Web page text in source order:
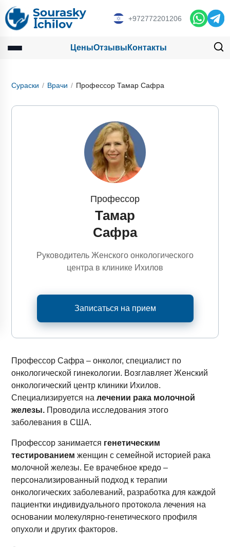
+972772201206
ЦеныОтзывы Контакты
Сураски Врачи Профессор Тамар Сафра
Профессор
Тамар
Сафра
Руководитель Женского онкологического
центра в клинике Ихилов
Записаться на прием
Профессор Сафра – онколог, специалист по
онкологической гинекологии. Возглавляет Женский
онкологический центр клиники Ихилов.
Специализируется налечении рака молочной
железы. Проводила исследования этого
заболевания в США.
Профессор занимается генетическим
тестированием женщин с семейной историей рака
молочной железы. Ее врачебное кредо –
персонализированный подход к терапии
онкологических заболеваний, разработка для каждой
пациентки индивидуального протокола лечения на
основании молекулярно-генетического профиля
опухоли и других факторов.